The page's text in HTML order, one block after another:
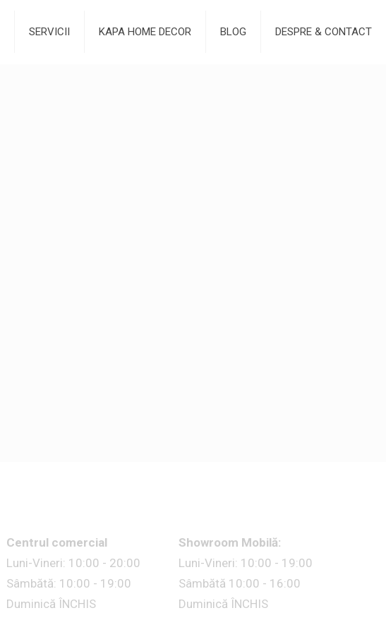
SERVICII KAPA HOME DECOR BLOG DESPRE & CONTACT
Centrul comercial
Luni-Vineri: 10:00 - 20:00
Sâmbătă: 10:00 - 19:00
Duminică ÎNCHIS
Showroom Mobilă:
Luni-Vineri: 10:00 - 19:00
Sâmbătă 10:00 - 16:00
Duminică ÎNCHIS